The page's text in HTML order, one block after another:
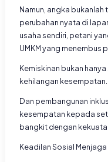
Namun, angka bukanlah
perubahan nyata di
usaha sendiri, petani
UMKM yang menembus
Kemiskinan bukan
kehilangan kesempatan.
Dan pembangunan
kesempatan kepada
bangkit dengan
Keadilan Sosial Menjaga